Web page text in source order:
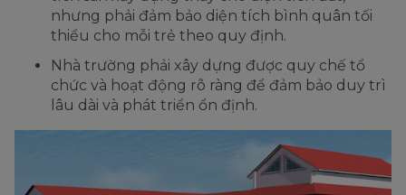
nhưng phải đảm bảo diện tích bình quân tối
thiểu cho mỗi trẻ theo quy định.
Nhà trường phải xây dựng được quy chế tổ
chức và hoạt động rõ ràng để đảm bảo duy trì
lâu dài và phát triển ổn định.